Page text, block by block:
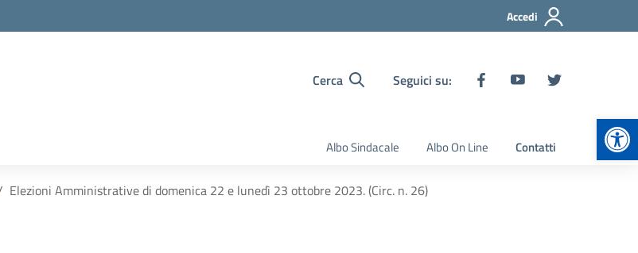
Accedi
Cerca Seguici su:
Albo Sindacale Albo On Line Contatti
Elezioni Amministrative di domenica 22 e lunedì 23 ottobre 2023. (Circ. n. 26)